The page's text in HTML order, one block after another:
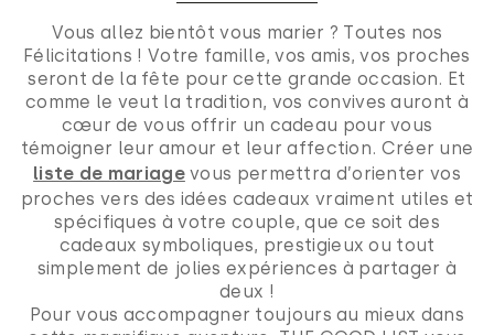
Vous allez bientôt vous marier ? Toutes nos
Félicitations ! Votre famille, vos amis, vos proches
seront de la fête pour cette grande occasion. Et
comme le veut la tradition, vos convives auront à
cœur de vous offrir un cadeau pour vous
témoigner leur amour et leur affection. Créer une
liste de mariagevous permettra d’orienter vos
proches vers des idées cadeaux vraiment utiles et
spécifiques à votre couple, que ce soit des
cadeaux symboliques, prestigieux ou tout
simplement de jolies expériences à partager à
deux !
Pour vous accompagner toujours au mieux dans